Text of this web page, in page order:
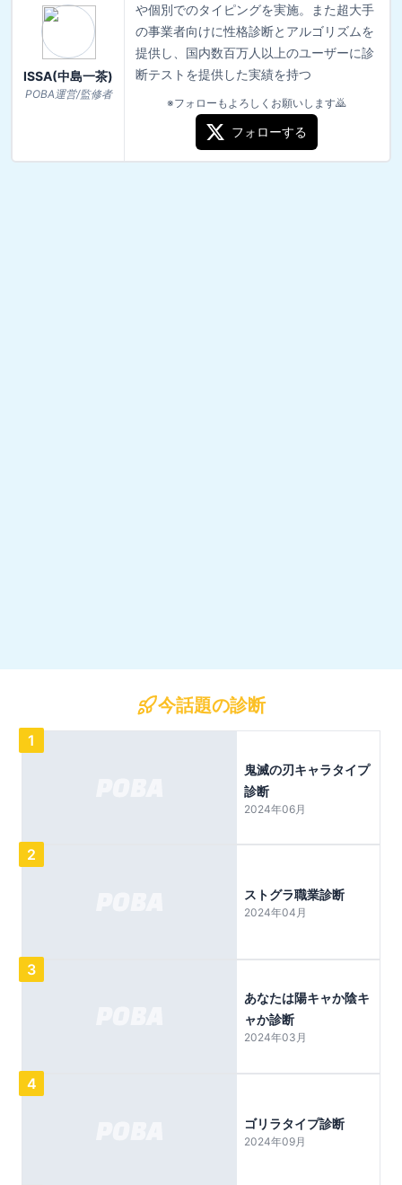
ISSA(中島一茶)
POBA運営/監修者
や個別でのタイピングを実施。また超大手
の事業者向けに性格診断とアルゴリズムを
提供し、国内数百万人以上のユーザーに診
断テストを提供した実績を持つ
※フォローもよろしくお願いします🙇
フォローする
今話題の診断
1
鬼滅の刃キャラタイプ
診断
2024年06月
2
ストグラ職業診断
2024年04月
3
あなたは陽キャか陰キ
ャか診断
2024年03月
4
ゴリラタイプ診断
2024年09月